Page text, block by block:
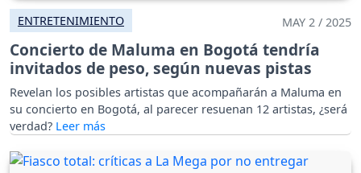
ENTRETENIMIENTO MAY 2 / 2025
Concierto de Maluma en Bogotá tendría
invitados de peso, según nuevas pistas
Revelan los posibles artistas que acompañarán a Maluma en
su concierto en Bogotá, al parecer resuenan 12 artistas, ¿será
verdad?